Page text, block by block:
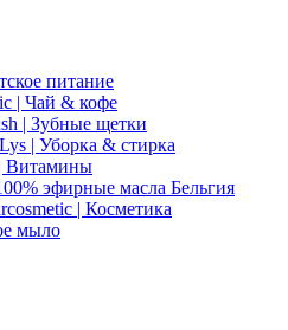
питание
| Чай & кофе
| Зубные щетки
| Уборка & стирка
Витамины
эфирные масла Бельгия
| Косметика
мыло